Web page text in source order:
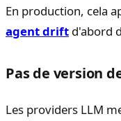
En production, cela
agent drift d'abord
Pas de version
Les providers LLM